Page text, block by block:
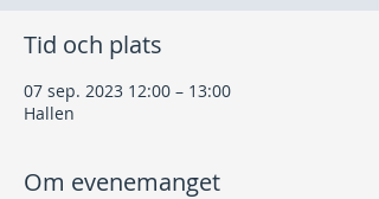
Tid och plats
07 sep. 2023 12:00 – 13:00
Hallen
Om evenemanget